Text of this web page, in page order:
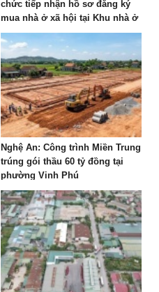
chức tiếp nhận hồ sơ đăng ký
mua nhà ở xã hội tại Khu nhà ở
Mỹ Thượng, phường Vinh Lộc
Nghệ An: Công trình Miền Trung
trúng gói thầu 60 tỷ đồng tại
phường Vinh Phú